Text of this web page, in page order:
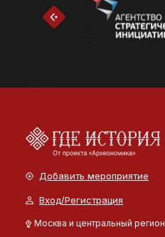
Добавить мероприятие
Вход/Регистрация
Москва и центральный регион